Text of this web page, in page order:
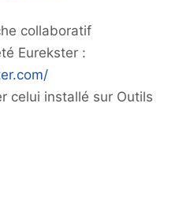
collaboratif
Eurekster :
celui installé sur Outils